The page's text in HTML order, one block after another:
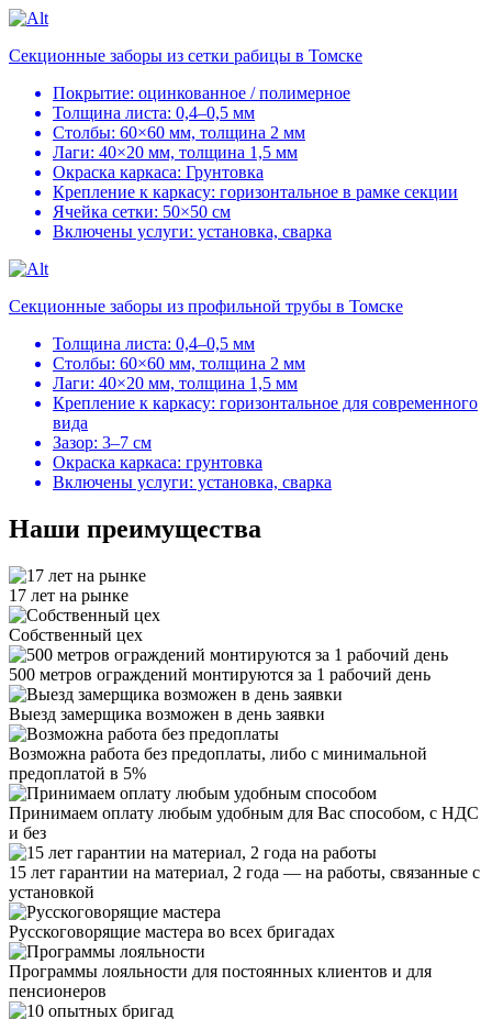
Секционные заборы из сетки рабицы в Томске
Покрытие: оцинкованное / полимерное
Толщина листа: 0,4–0,5 мм
Столбы: 60×60 мм, толщина 2 мм
Лаги: 40×20 мм, толщина 1,5 мм
Окраска каркаса: Грунтовка
Крепление к каркасу: горизонтальное в рамке секции
Ячейка сетки: 50×50 см
Включены услуги: установка, сварка
Секционные заборы из профильной трубы в Томске
Толщина листа: 0,4–0,5 мм
Столбы: 60×60 мм, толщина 2 мм
Лаги: 40×20 мм, толщина 1,5 мм
Крепление к каркасу: горизонтальное для современного
вида
Зазор: 3–7 см
Окраска каркаса: грунтовка
Включены услуги: установка, сварка
Наши преимущества
17 лет на рынке
Собственный цех
500 метров ограждений монтируются за 1 рабочий день
Выезд замерщика возможен в день заявки
Возможна работа без предоплаты, либо с минимальной
предоплатой в 5%
Принимаем оплату любым удобным для Вас способом, с НДС
и без
15 лет гарантии на материал, 2 года — на работы, связанные с
установкой
Русскоговорящие мастера во всех бригадах
Программы лояльности для постоянных клиентов и для
пенсионеров